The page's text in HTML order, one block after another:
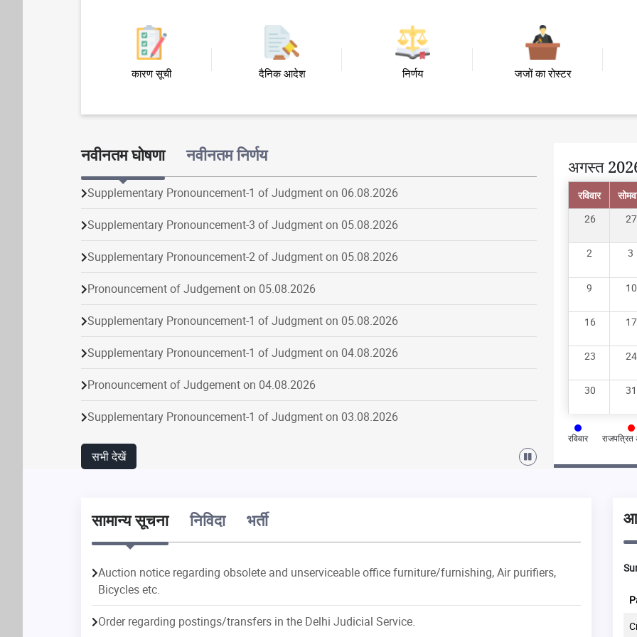
कारण सूची दैनिक आदेश निर्णय जजों का रोस्टर
नवीनतम घोषणा नवीनतम निर्णय
Supplementary Pronouncement-1 of Judgment on 06.08.2026
Supplementary Pronouncement-3 of Judgment on 05.08.2026
Supplementary Pronouncement-2 of Judgment on 05.08.2026
Pronouncement of Judgement on 05.08.2026
Supplementary Pronouncement-1 of Judgment on 05.08.2026
Supplementary Pronouncement-1 of Judgment on 04.08.2026
Pronouncement of Judgement on 04.08.2026
Supplementary Pronouncement-1 of Judgment on 03.08.2026
Supplementary Pronouncement-4 of Judgment on 03.08.2026
Pronouncement of Judgement on 03.08.2026
Supplementary Pronouncement-3 of Judgment on 03.08.2026
Supplementary Pronouncement-2 of Judgment on 31.07.2026
Supplementary Pronouncement-2 of Judgment on 06.08.2026
सभी देखें
अगस्त
रविवार
26
27
2 3
9 10
16 17
23 24
30 31
रविवार
सामान्य सूचना निविदा भर्ती
Auction notice regarding obsolete and unserviceable office furniture/furnishing, Air purifiers,
Bicycles etc.
Order regarding postings/transfers in the Delhi Judicial Service.
Particular
Criminal
436
320
Commercial